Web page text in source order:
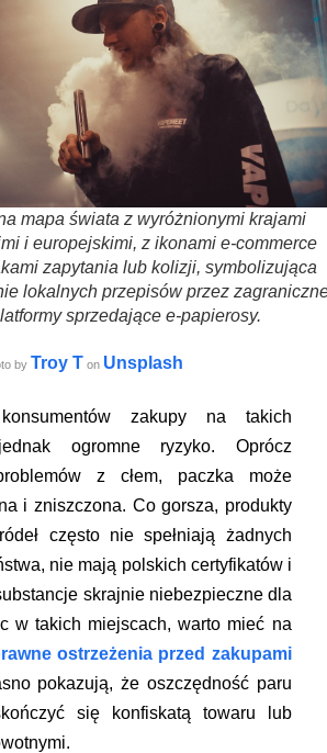
mapa świata z wyróżnionymi krajami
i europejskimi, z ikonami e-commerce
zapytania lub kolizji, symbolizująca
lokalnych przepisów przez
sprzedające e-papierosy.
by Troy T on Unsplash
zakupy na takich
ogromne ryzyko. Oprócz
z cłem, paczka może
i zniszczona. Co gorsza, produkty
często nie spełniają żadnych
nie mają polskich certyfikatów i
skrajnie niebezpieczne dla
w takich miejscach, warto mieć na
ostrzeżenia przed zakupami
pokazują, że oszczędność paru
się konfiskatą towaru lub